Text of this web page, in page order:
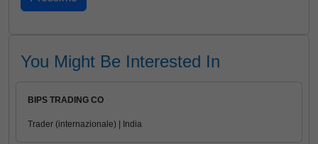
You Might Be Interested In
BIPS TRADING CO
Trader (internazionale) | India